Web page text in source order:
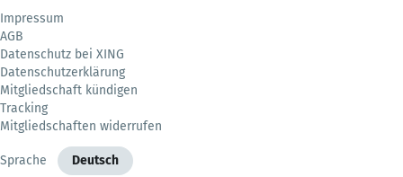
Impressum
AGB
Datenschutz bei XING
Datenschutzerklärung
Mitgliedschaft kündigen
Tracking
Mitgliedschaften widerrufen
Sprache Deutsch